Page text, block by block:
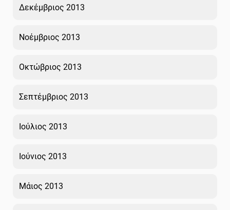
Δεκέμβριος 2013
Νοέμβριος 2013
Οκτώβριος 2013
Σεπτέμβριος 2013
Ιούλιος 2013
Ιούνιος 2013
Μάιος 2013